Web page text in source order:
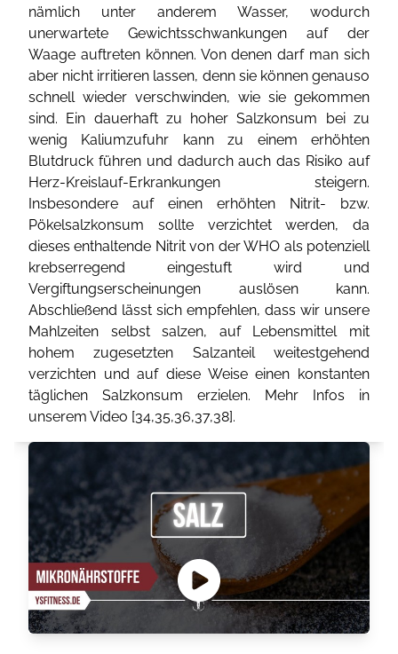
nämlich unter anderem Wasser, wodurch
unerwartete Gewichtsschwankungen auf der
Waage auftreten können. Von denen darf man sich
aber nicht irritieren lassen, denn sie können genauso
schnell wieder verschwinden, wie sie gekommen
sind. Ein dauerhaft zu hoher Salzkonsum bei zu
wenig Kaliumzufuhr kann zu einem erhöhten
Blutdruck führen und dadurch auch das Risiko auf
Herz-Kreislauf-Erkrankungen steigern.
Insbesondere auf einen erhöhten Nitrit- bzw.
Pökelsalzkonsum sollte verzichtet werden, da
dieses enthaltende Nitrit von der WHO als potenziell
krebserregend eingestuft wird und
Vergiftungserscheinungen auslösen kann.
Abschließend lässt sich empfehlen, dass wir unsere
Mahlzeiten selbst salzen, auf Lebensmittel mit
hohem zugesetzten Salzanteil weitestgehend
verzichten und auf diese Weise einen konstanten
täglichen Salzkonsum erzielen. Mehr Infos in
unserem Video [34,35,36,37,38].